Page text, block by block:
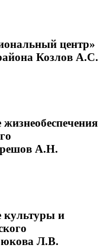
центр»
Козлов А.С.
А.Н.
и
Л.В.